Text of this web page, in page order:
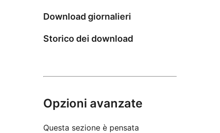
Download giornalieri
Storico dei download
Opzioni avanzate
Questa sezione è pensata